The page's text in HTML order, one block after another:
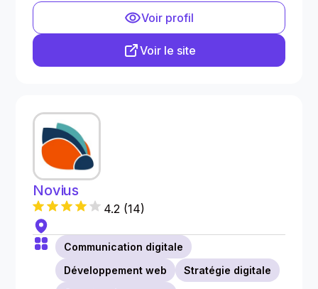
Voir profil
Voir le site
Novius
4.2 (14)
Communication digitale
Développement web
Stratégie digitale